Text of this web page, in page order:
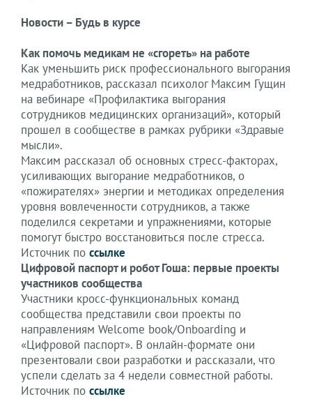
Новости – Будь в курсе
Как помочь медикам не «сгореть» на работе
Как уменьшить риск профессионального выгорания
медработников, рассказал психолог Максим Гущин
на вебинаре «Профилактика выгорания
сотрудников медицинских организаций», который
прошел в сообществе в рамках рубрики «Здравые
мысли».
Максим рассказал об основных стресс-факторах,
усиливающих выгорание медработников, о
«пожирателях» энергии и методиках определения
уровня вовлеченности сотрудников, а также
поделился секретами и упражнениями, которые
помогут быстро восстановиться после стресса.
Источник по ссылке
Цифровой паспорт и робот Гоша: первые проекты
участников сообщества
Участники кросс-функциональных команд
сообщества представили свои проекты по
направлениям Welcome book/Onboarding и
«Цифровой паспорт». В онлайн-формате они
презентовали свои разработки и рассказали, что
успели сделать за 4 недели совместной работы.
Источник по ссылке